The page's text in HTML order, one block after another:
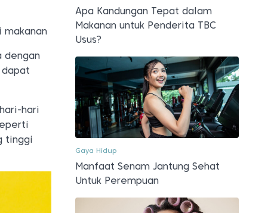
makanan
dengan
hari
tinggi
Apa Kandungan Tepat dalam
Makanan untuk Penderita TBC
Usus?
Gaya Hidup
Manfaat Senam Jantung Sehat
Untuk Perempuan